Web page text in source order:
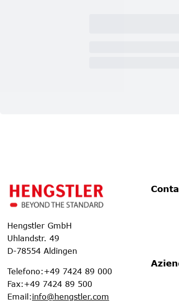
Hengstler GmbH
Uhlandstr. 49
D-78554 Aldingen
Telefono:+49 7424 89 000
Fax:+49 7424 89 500
Email :info@hengstler.com